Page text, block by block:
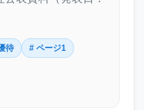
待 # ページ1